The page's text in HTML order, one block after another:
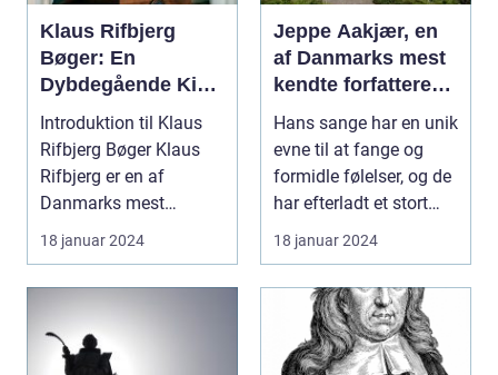
Klaus Rifbjerg
Bøger: En
Dybdegående Kig
på et Litterært
Mesterstykke
Introduktion til Klaus
Rifbjerg Bøger Klaus
Rifbjerg er en af
Danmarks mest
fremtrædende
forfattere...
18 januar 2024
Jeppe Aakjær, en
af Danmarks mest
kendte forfattere
og digtere, er også
kendt for sine
smukke sange
Hans sange har en unik
evne til at fange og
formidle følelser, og de
har efterladt et stort
aftryk i...
18 januar 2024